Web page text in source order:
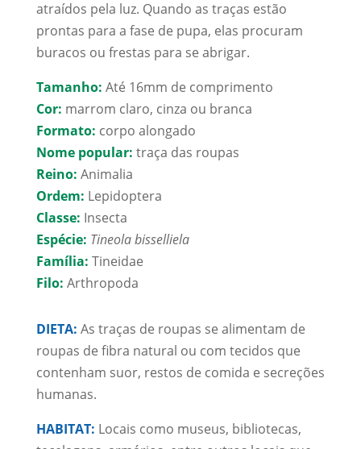
atraídos pela luz. Quando as traças estão
prontas para a fase de pupa, elas procuram
buracos ou frestas para se abrigar.
Tamanho: Até 16mm de comprimento
Cor: marrom claro, cinza ou branca
Formato: corpo alongado
Nome popular: traça das roupas
Reino: Animalia
Ordem: Lepidoptera
Classe: Insecta
Espécie: Tineola bisselliela
Família: Tineidae
Filo: Arthropoda
DIETA: As traças de roupas se alimentam de
roupas de fibra natural ou com tecidos que
contenham suor, restos de comida e secreções
humanas.
HABITAT: Locais como museus, bibliotecas,